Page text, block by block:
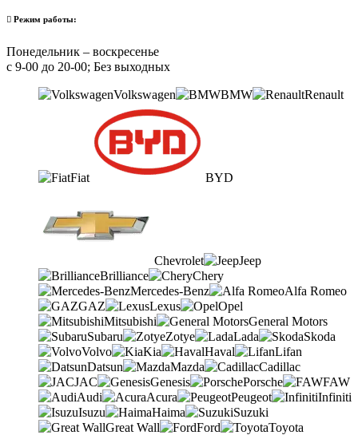
Режим работы:
Понедельник – воскресенье
с 9-00 до 20-00; Без выходных
Volkswagen BMW Renault
Fiat BYD
Chevrolet
Jeep
Brilliance
Chery
Mercedes-Benz
Alfa Romeo
GAZ
Lexus
Opel
Mitsubishi
General Motors
Subaru
Zotye Lada
Skoda
Volvo
Kia Haval
Lifan
Datsun
Mazda
Cadillac
JAC
Genesis Porsche
FAW
Audi
Acura Peugeot
Infiniti
Isuzu
Haima
Suzuki
Great Wall
Ford Toyota